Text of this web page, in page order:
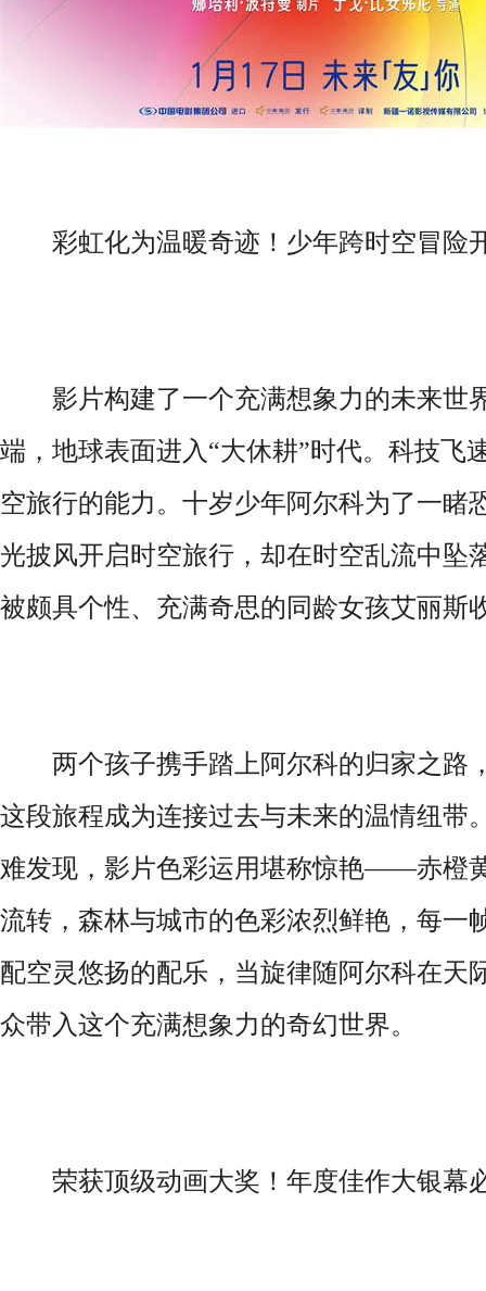
彩虹化为温暖奇迹！少年跨时空冒险
影片构建了一个充满想象力的未来世
端，地球表面进入“大休耕”时代。科技飞
空旅行的能力。十岁少年阿尔科为了一睹
光披风开启时空旅行，却在时空乱流中坠
被颇具个性、充满奇思的同龄女孩艾丽斯
两个孩子携手踏上阿尔科的归家之路
这段旅程成为连接过去与未来的温情纽带
难发现，影片色彩运用堪称惊艳——赤橙
流转，森林与城市的色彩浓烈鲜艳，每一
配空灵悠扬的配乐，当旋律随阿尔科在天
众带入这个充满想象力的奇幻世界。
荣获顶级动画大奖！年度佳作大银幕